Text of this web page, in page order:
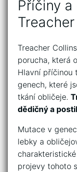
Příčiny
Treacher
porucha, která
Hlavní příčinou
⁢genech, které
tkání obličeje.
dědičný a
Mutace v‍
lebky a
projevy ‍tohoto